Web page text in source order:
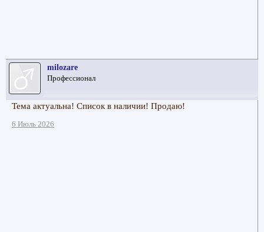
milozare
Профессионал
Тема актуальна! Список в наличии! Продаю!
6 Июль 2026